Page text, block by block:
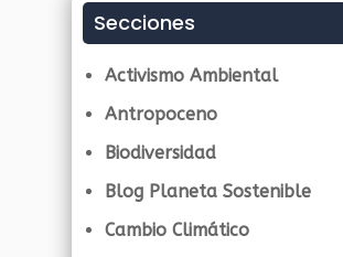
Secciones
Activismo Ambiental
Antropoceno
Biodiversidad
Blog Planeta Sostenible
Cambio Climático